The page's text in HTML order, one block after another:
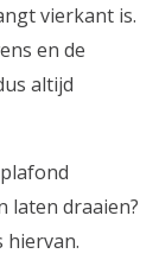
vierkant is.
en de
altijd
laten draaien?
hiervan.